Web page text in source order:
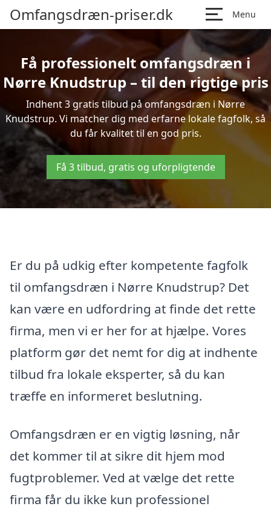
Omfangsdræn-priser.dk Menu
Få professionelt omfangsdræn i
Nørre Knudstrup – til den rigtige pris
Indhent 3 gratis tilbud på omfangsdræn i Nørre
Knudstrup. Vi matcher dig med erfarne lokale fagfolk, så
du får kvalitet til en god pris.
Få 3 tilbud, gratis og uforpligtende
Er du på udkig efter kompetente fagfolk
til omfangsdræn i Nørre Knudstrup? Det
kan være en udfordring at finde det rette
firma, men vi er her for at hjælpe. Vores
platform gør det nemt for dig at indhente
tilbud fra lokale eksperter, så du kan
træffe en informeret beslutning.
Omfangsdræn er en vigtig løsning, når
det kommer til at sikre dit hjem mod
fugtproblemer. Ved at vælge det rette
firma får du ikke kun professionel